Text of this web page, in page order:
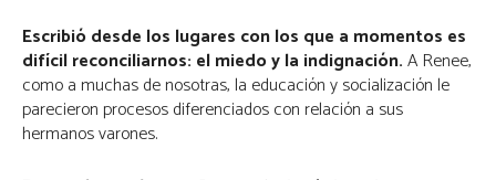
Escribió desde los lugares con los que a momentos es
difícil reconciliarnos: el miedo y la indignación.A Renee,
como a muchas de nosotras, la educación y socialización le
parecieron procesos diferenciados con relación a sus
hermanos varones.